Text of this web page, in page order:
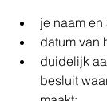
je naam en
datum van
duidelijk
besluit